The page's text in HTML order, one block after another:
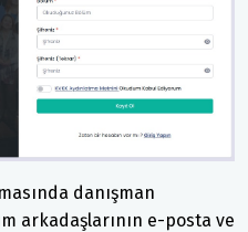
danışman
arkadaşlarının e-posta ve